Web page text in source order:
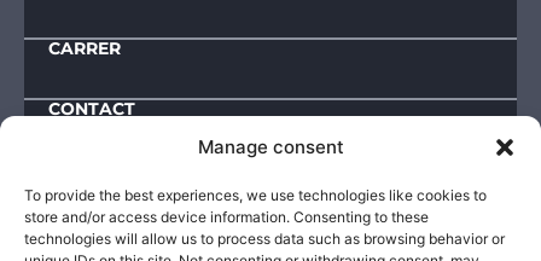
Manage consent
To provide the best experiences, we use technologies like cookies to
store and/or access device information. Consenting to these
technologies will allow us to process data such as browsing behavior or
CARRER
CONTACT
Downloads
IMPRESSUM